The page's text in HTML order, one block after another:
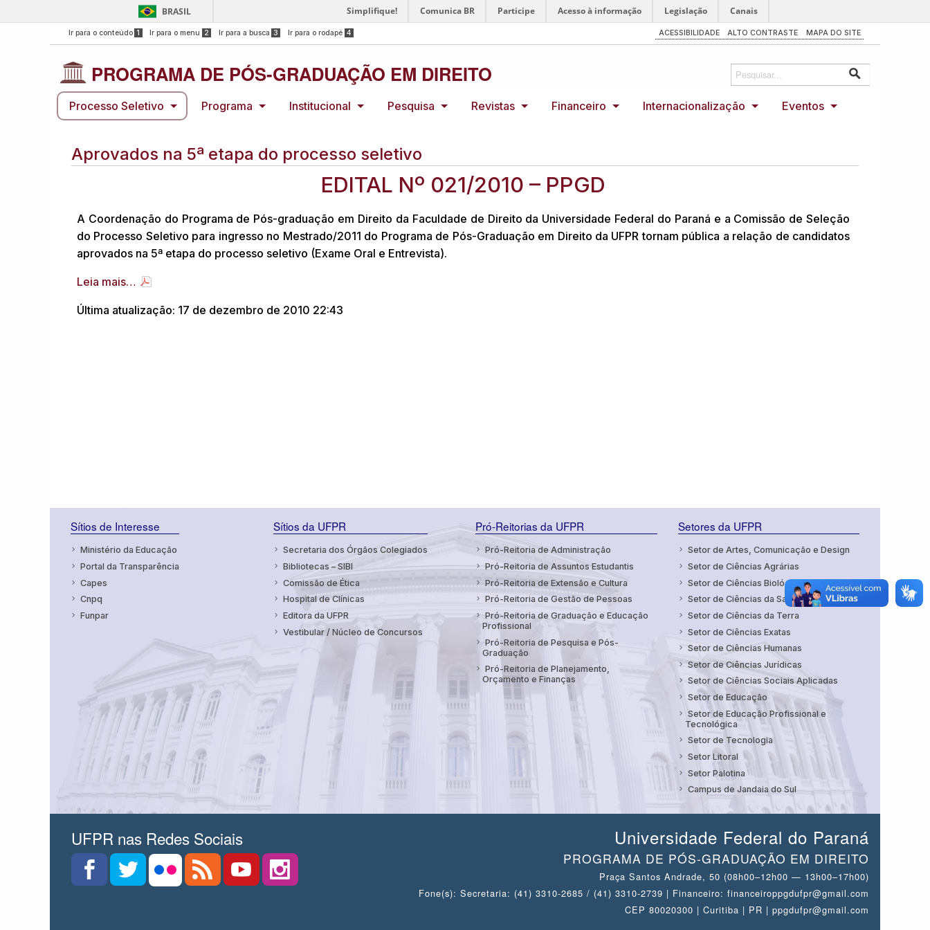
BRASIL Simplifique! Comunica BR Participe Acesso à informação Legislação Canais
Ir para o conteúdo 1 Ir para o menu 2 Ir para a busca 3 Ir para o rodapé 4 ACESSIBILIDADE ALTO CONTRASTE MAPA DO SITE
PROGRAMA DE PÓS-GRADUAÇÃO EM DIREITO
Processo Seletivo Programa Institucional Pesquisa Revistas Financeiro Internacionalização Eventos
Aprovados na 5ª etapa do processo seletivo
EDITAL Nº 021/2010 – PPGD
A Coordenação do Programa de Pós-graduação em Direito da Faculdade de Direito da Universidade Federal do Paraná e a Comissão de Seleção
do Processo Seletivo para ingresso no Mestrado/2011 do Programa de Pós-Graduação em Direito da UFPR tornam pública a relação de candidatos
aprovados na 5ª etapa do processo seletivo (Exame Oral e Entrevista).
Leia mais…
Última atualização: 17 de dezembro de 2010 22:43
Sítios de Interesse
Ministério da Educação
Portal da Transparência
Capes
Cnpq
Funpar
Sítios da UFPR
Secretaria dos Órgãos Colegiados
Bibliotecas – SIBI
Comissão de Ética
Hospital de Clínicas
Editora da UFPR
Vestibular / Núcleo de Concursos
Pró-Reitorias da UFPR
Pró-Reitoria de Administração
Pró-Reitoria de Assuntos Estudantis
Pró-Reitoria de Extensão e Cultura
Pró-Reitoria de Gestão de Pessoas
Pró-Reitoria de Graduação e Educação
Profissional
Pró-Reitoria de Pesquisa e Pós-
Graduação
Pró-Reitoria de Planejamento,
Orçamento e Finanças
Setores da UFPR
Setor de Artes, Comunicação e Design
Setor de Ciências Agrárias
Setor de Ciências Biológicas
Setor de Ciências da Saúde
Setor de Ciências da Terra
Setor de Ciências Exatas
Setor de Ciências Humanas
Setor de Ciências Jurídicas
Setor de Ciências Sociais Aplicadas
Setor de Educação
Setor de Educação Profissional e
Tecnológica
Setor de Tecnologia
Setor Litoral
Setor Palotina
Campus de Jandaia do Sul
UFPR nas Redes Sociais Universidade Federal do Paraná
PROGRAMA DE PÓS-GRADUAÇÃO EM DIREITO
Praça Santos Andrade, 50 (08h00–12h00 — 13h00–17h00)
Fone(s): Secretaria: (41) 3310-2685 / (41) 3310-2739 | Financeiro: financeiroppgdufpr@gmail.com
CEP 80020300 | Curitiba | PR | ppgdufpr@gmail.com